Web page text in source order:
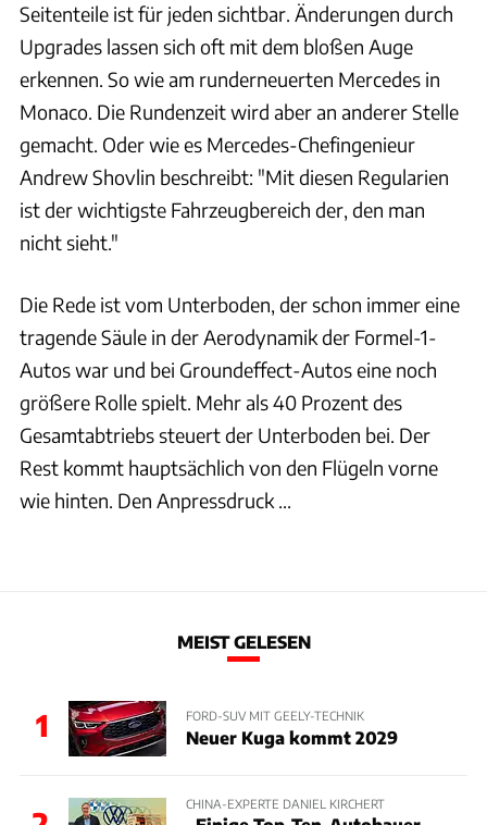
Seitenteile ist für jeden sichtbar. Änderungen durch
Upgrades lassen sich oft mit dem bloßen Auge
erkennen. So wie am runderneuerten Mercedes in
Monaco. Die Rundenzeit wird aber an anderer Stelle
gemacht. Oder wie es Mercedes-Chefingenieur
Andrew Shovlin beschreibt: "Mit diesen Regularien
ist der wichtigste Fahrzeugbereich der, den man
nicht sieht."
Die Rede ist vom Unterboden, der schon immer eine
tragende Säule in der Aerodynamik der Formel-1-
Autos war und bei Groundeffect-Autos eine noch
größere Rolle spielt. Mehr als 40 Prozent des
Gesamtabtriebs steuert der Unterboden bei. Der
Rest kommt hauptsächlich von den Flügeln vorne
wie hinten. Den Anpressdruck ...
MEIST GELESEN
1 FORD-SUV MIT GEELY-TECHNIK
Neuer Kuga kommt 2029
CHINA-EXPERTE DANIEL KIRCHERT